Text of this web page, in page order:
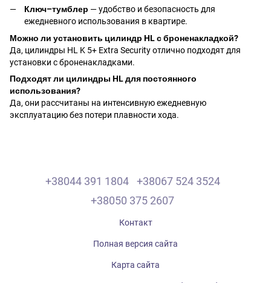
Ключ–тумблер — удобство и безопасность для
ежедневного использования в квартире.
Можно ли установить цилиндр HL с броненакладкой?
Да, цилиндры HL K 5+ Extra Security отлично подходят для
установки с броненакладками.
Подходят ли цилиндры HL для постоянного
использования?
Да, они рассчитаны на интенсивную ежедневную
эксплуатацию без потери плавности хода.
+38044 391 1804
+38067 524 3524
+38050 375 2607
Контакт
Полная версия сайта
Карта сайта